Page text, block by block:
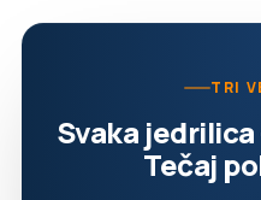
TRI
Svaka
Tečaj